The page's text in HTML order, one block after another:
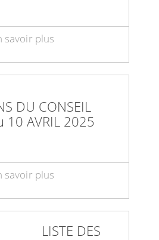
savoir plus
DU CONSEIL
10 AVRIL 2025
savoir plus
LISTE DES